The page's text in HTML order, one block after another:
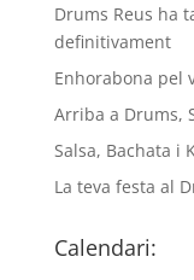
Drums Reus ha
definitivament
Enhorabona pel
Arriba a Drums,
Salsa, Bachata i
La teva festa al
Calendari: